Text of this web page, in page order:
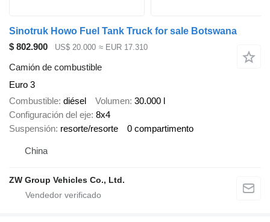
Sinotruk Howo Fuel Tank Truck for sale Botswana
$ 802.900
US$ 20.000 ≈ EUR 17.310
Camión de combustible
Euro 3
Combustible diésel Volumen 30.000 l
Configuración del eje 8x4
Suspensión resorte/resorte 0 compartimento
China
ZW Group Vehicles Co., Ltd.